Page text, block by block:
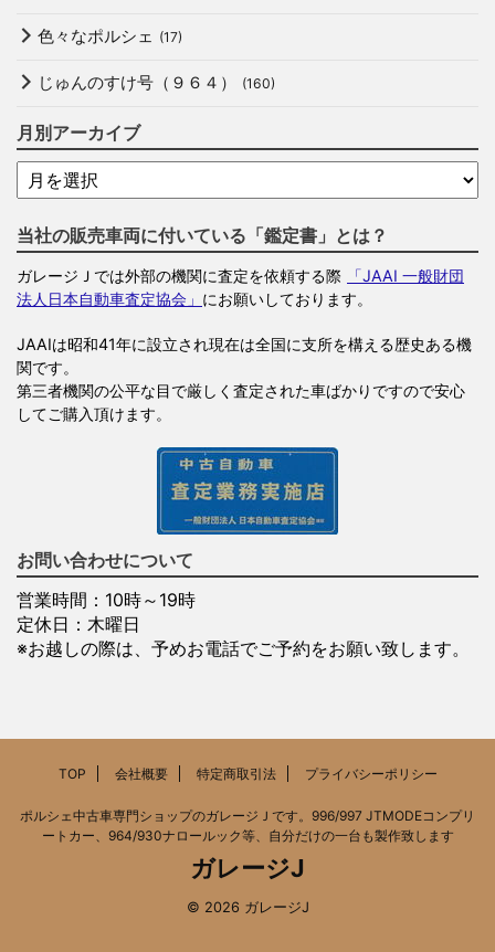
色々なポルシェ (17)
じゅんのすけ号（９６４） (160)
月別アーカイブ
当社の販売車両に付いている「鑑定書」とは？
ガレージＪでは外部の機関に査定を依頼する際
「JAAI 一般財団
法人日本自動車査定協会」 にお願いしております。
JAAIは昭和41年に設立され現在は全国に支所を構える歴史ある機
関です。
第三者機関の公平な目で厳しく査定された車ばかりですので安心
してご購入頂けます。
お問い合わせについて
営業時間：10時～19時
定休日：木曜日
※お越しの際は、予めお電話でご予約をお願い致します。
TOP 会社概要 特定商取引法 プライバシーポリシー
ポルシェ中古車専門ショップのガレージＪです。996/997 JTMODEコンプリ
ートカー、964/930ナロールック等、自分だけの一台も製作致します
ガレージJ
© 2026 ガレージJ